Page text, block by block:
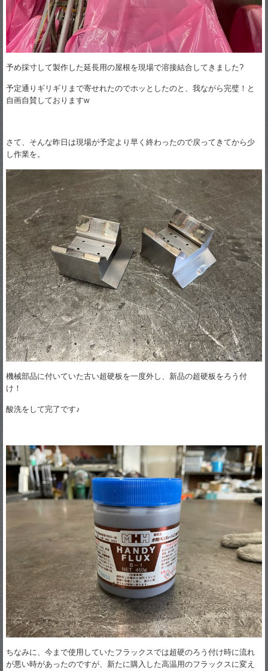
予め採寸して製作した延長用の屋根を現場で溶接結合してきました?
予定通りギリギリまで寄せれたのでホッとしたのと、我ながら完璧！と
自画自賛しておりますw
さて、そんな昨日は現場が予定より早く終わったので戻ってきてから少
し作業を。
機械部品に付いていた古い超硬板を一度外し、新品の超硬板をろう付
け！
酸洗をして完了です♪
ちなみに、今まで使用していたフラックスでは超硬のろう付け時に流れ
が悪い時があったのですが、新たに購入した高温用のフラックスに変え